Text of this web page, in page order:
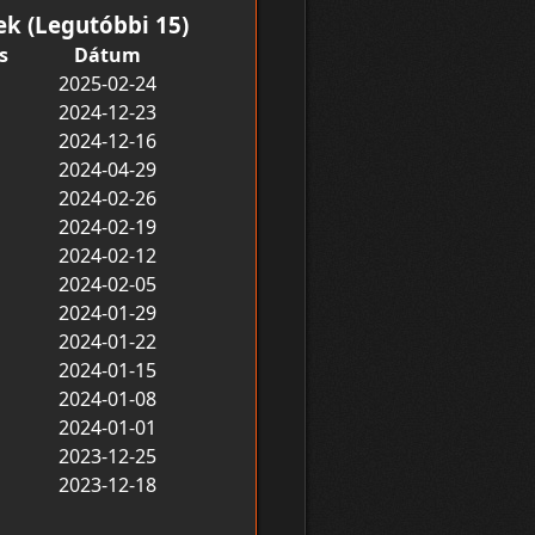
(Legutóbbi 15)
Dátum
2025-02-24
2024-12-23
2024-12-16
2024-04-29
2024-02-26
2024-02-19
2024-02-12
2024-02-05
2024-01-29
2024-01-22
2024-01-15
2024-01-08
2024-01-01
2023-12-25
2023-12-18